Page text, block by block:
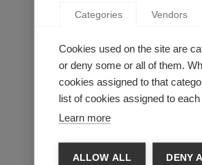
Categories Vendors
Cookies used on the site are
or deny some or all of them.
cookies assigned to that
list of cookies assigned to
Learn more
ALLOW ALL DENY